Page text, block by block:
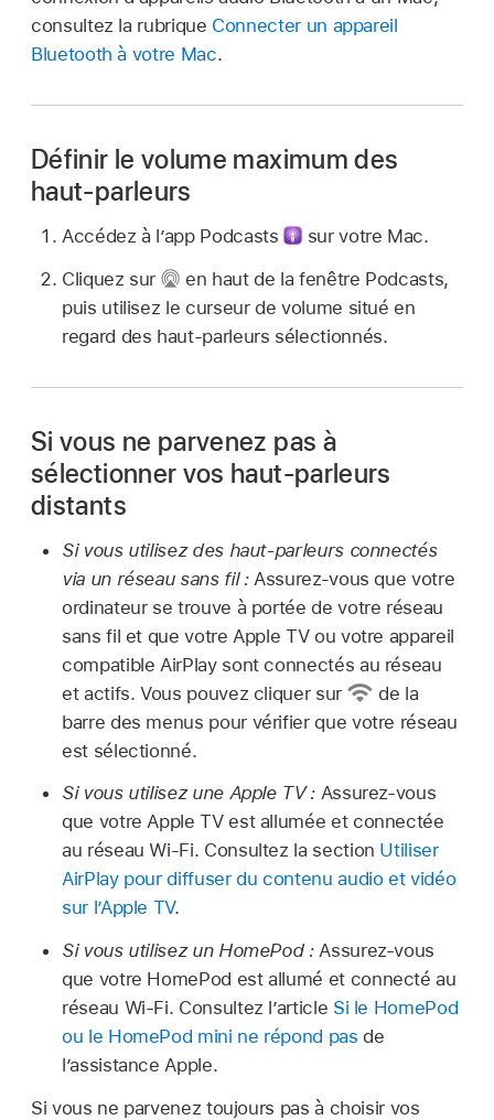
consultez la rubrique Connecter un appareil
Bluetooth à votre Mac.
Définir le volume maximum des
haut-parleurs
Accédez à l’app Podcasts
sur votre Mac.
Cliquez sur
en haut de la fenêtre Podcasts,
puis utilisez le curseur de volume situé en
regard des haut-parleurs sélectionnés.
Si vous ne parvenez pas à
sélectionner vos haut-parleurs
distants
Si vous utilisez des haut-parleurs connectés
via un réseau sans fil :Assurez-vous que votre
ordinateur se trouve à portée de votre réseau
sans fil et que votre Apple TV ou votre appareil
compatible AirPlay sont connectés au réseau
et actifs. Vous pouvez cliquer sur
de la
barre des menus pour vérifier que votre réseau
est sélectionné.
Si vous utilisez une Apple TV :Assurez-vous
que votre Apple TV est allumée et connectée
au réseau Wi-Fi. Consultez la section Utiliser
AirPlay pour diffuser du contenu audio et vidéo
sur l’Apple TV.
Si vous utilisez un HomePod :Assurez-vous
que votre HomePod est allumé et connecté au
réseau Wi-Fi. Consultez l’article Si le HomePod
ou le HomePod mini ne répond pas de
l’assistance Apple.
Si vous ne parvenez toujours pas à choisir vos